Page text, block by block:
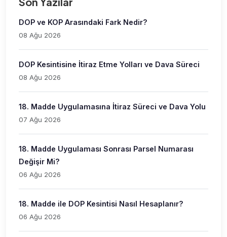
DOP ve KOP Arasındaki Fark Nedir?
08 Ağu 2026
DOP Kesintisine İtiraz Etme Yolları ve Dava Süreci
08 Ağu 2026
18. Madde Uygulamasına İtiraz Süreci ve Dava Yolu
07 Ağu 2026
18. Madde Uygulaması Sonrası Parsel Numarası
Değişir Mi?
06 Ağu 2026
18. Madde ile DOP Kesintisi Nasıl Hesaplanır?
06 Ağu 2026